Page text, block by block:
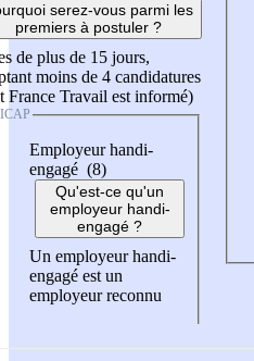
serez-vous parmi les
premiers à postuler ?
de plus de 15 jours,
moins de 4 candidatures
France Travail est informé)
Employeur handi-
engagé (8)
Qu'est-ce qu'un
employeur handi-
engagé ?
Un employeur handi-
engagé est un
employeur reconnu